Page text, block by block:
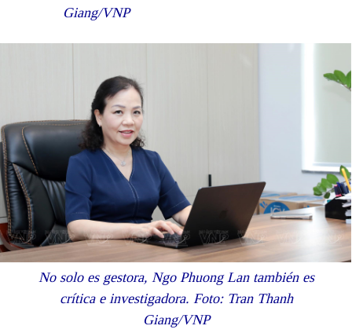
Giang/VNP
No solo es gestora, Ngo Phuong Lan también es
crítica e investigadora. Foto: Tran Thanh
Giang/VNP